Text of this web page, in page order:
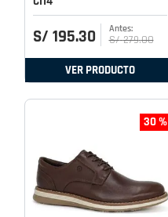
S/ 195.30 S/ 279.00
VER PRODUCTO
30 %